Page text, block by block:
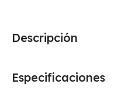
Descripción
Especificaciones